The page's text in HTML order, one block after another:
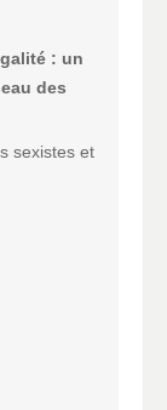
: un
des
sexistes et